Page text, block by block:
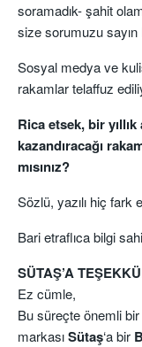
soramadık- şahit
size sorumuzu sayın
Sosyal medya ve
rakamlar telaffuz
Rica etsek, bir
kazandıracağı
mısınız?
Sözlü, yazılı hiç fark
Bari etraflıca bilgi
SÜTAŞ’A
Ez cümle,
Bu süreçte önemli
markasıSütaş‘a bir